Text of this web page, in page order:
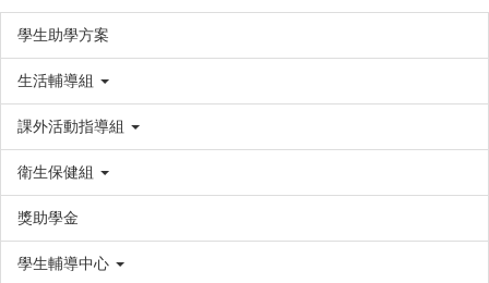
學生助學方案
生活輔導組
課外活動指導組
衛生保健組
獎助學金
學生輔導中心